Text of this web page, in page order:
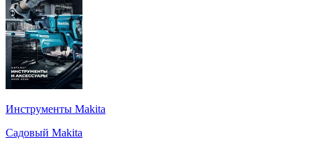
Инструменты Makita
Садовый Makita